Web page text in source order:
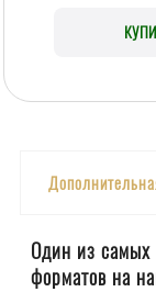
Один из самых
форматов на